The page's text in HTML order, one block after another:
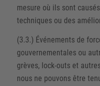
mesure où ils sont
techniques ou des
(3.3.) Événements de
gouvernementales ou
grèves, lock-outs et
nous ne pouvons être